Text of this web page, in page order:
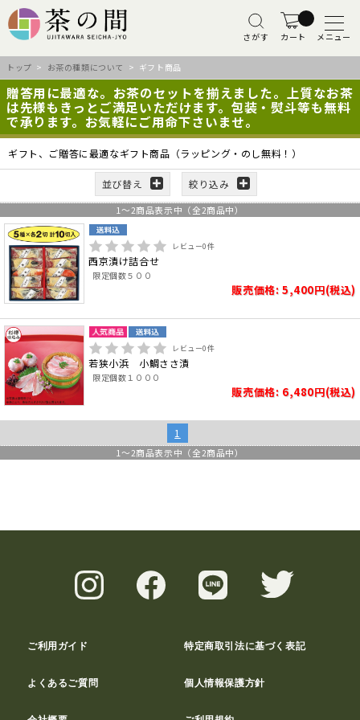
さがす カート メニュー
トップ > お茶の種類について > ギフト商品
贈答用に最適な。お茶のセットを揃えました。上質なお茶
は先様もきっとご満足いただけます。包装・熨斗等も無料
で承ります。お気軽にご用命下さいませ。
ギフト、ご贈答に最適なギフト商品（ラッピング・のし無料！）
並び替え 絞り込み
1 ～2商品表示中（全2商品中）
レビュー0件
西京漬け詰合せ
限定個数５００
販売価格: 5,400円(税込)
レビュー0件
若狭小浜 小鯛ささ漬
限定個数１０００
販売価格: 6,480円(税込)
1
1 ～2商品表示中（全2商品中）
ご利用ガイド 特定商取引法に基づく表記
よくあるご質問 個人情報保護方針